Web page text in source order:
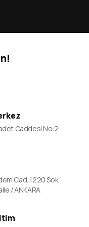
Caddesi No:2
Cad. 1220 Sok.
/ ANKARA